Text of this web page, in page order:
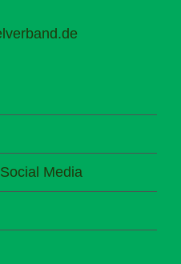
Media